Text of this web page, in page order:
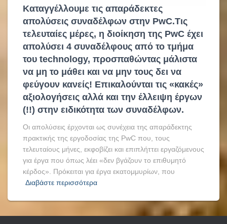
Καταγγέλλουμε τις απαράδεκτες
απολύσεις συναδέλφων στην PwC.Τις
τελευταίες μέρες, η διοίκηση της PwC έχει
απολύσει 4 συναδέλφους από το τμήμα
του technology, προσπαθώντας μάλιστα
να μη το μάθει και να μην τους δει να
φεύγουν κανείς! Επικαλούνται τις «κακές»
αξιολογήσεις αλλά και την έλλειψη έργων
(!!) στην ειδικότητα των συναδέλφων.
Οι απολύσεις έρχονται ως συνέχεια της απαράδεκτης
πρακτικής της εργοδοσίας της PwC που, τους
τελευταίους μήνες, εκφοβίζει και επιπλήττει εργαζόμενους
για έργα που όπως λέει «δεν βγάζουν το επιθυμητό
κέρδος». Πρόκειται για έργα εκατομμυρίων, που
Διαβάστε περισσότερα